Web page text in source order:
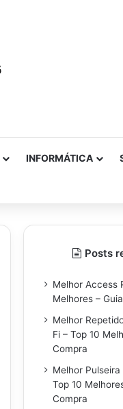
INFORMÁTICA
Posts
Melhor Access
Melhores –
Melhor
Fi – Top 10
Compra
Melhor
Top 10
Compra